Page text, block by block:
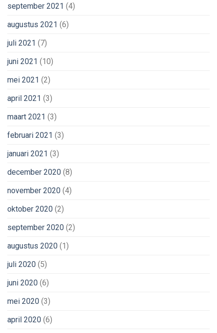
september 2021 (4)
augustus 2021 (6)
juli 2021 (7)
juni 2021 (10)
mei 2021 (2)
april 2021 (3)
maart 2021 (3)
februari 2021 (3)
januari 2021 (3)
december 2020 (8)
november 2020 (4)
oktober 2020 (2)
september 2020 (2)
augustus 2020 (1)
juli 2020 (5)
juni 2020 (6)
mei 2020 (3)
april 2020 (6)